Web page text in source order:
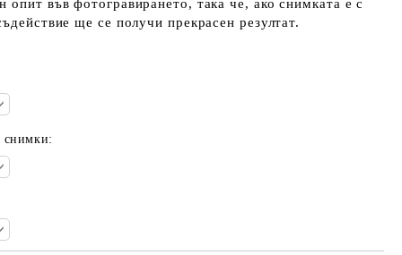
във фотогравирането, така че, ако снимката е с
ще се получи прекрасен резултат.
снимки: